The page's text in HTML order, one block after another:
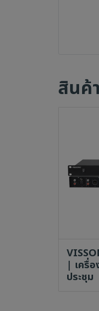
สินค้
| เครื่
ประชุม